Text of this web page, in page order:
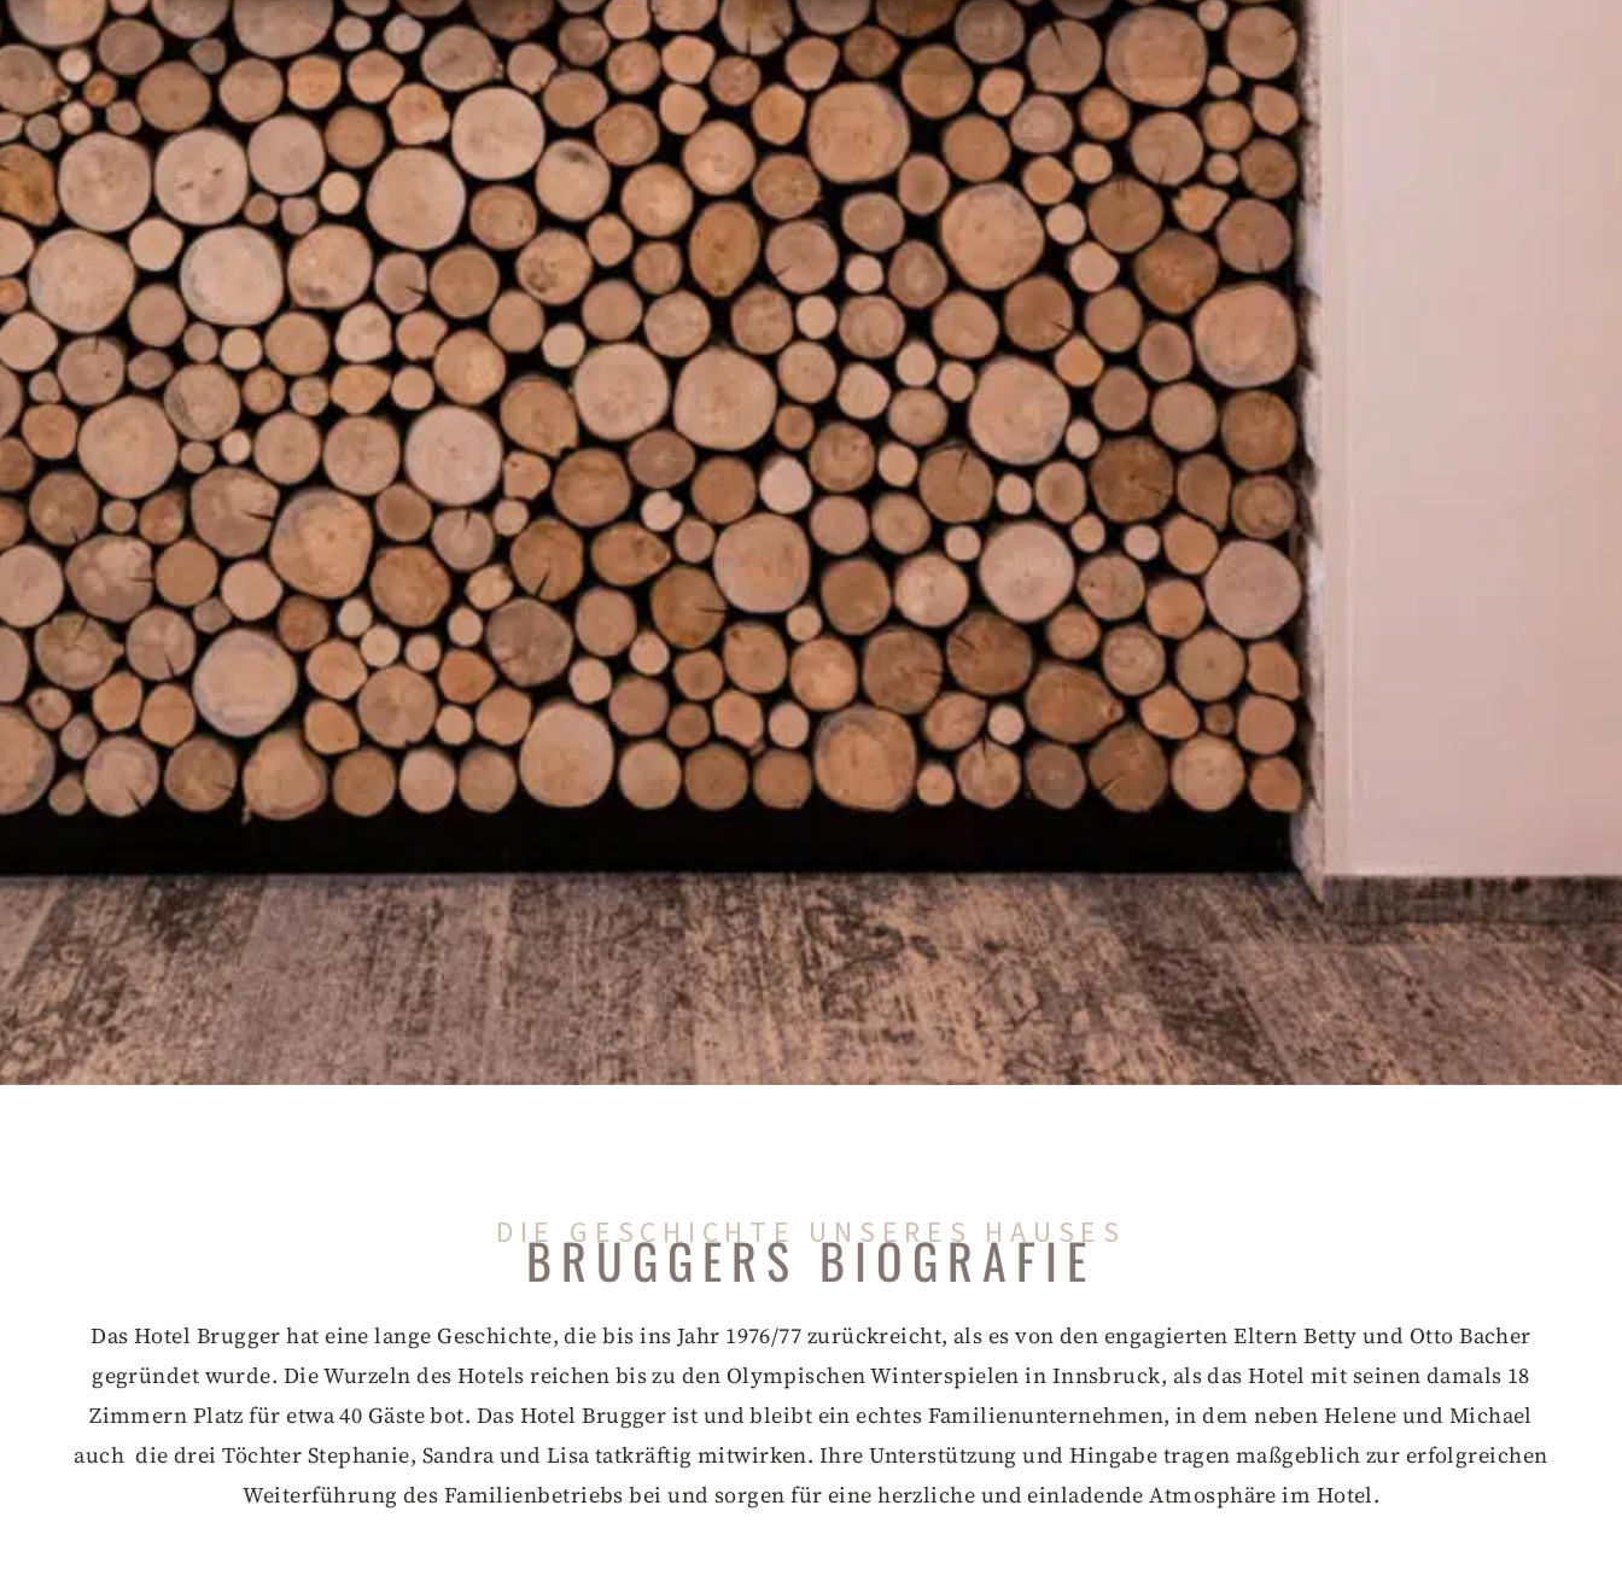
DIE GESCHICHTE UNSERES HAUSES
BRUGGERS BIOGRAFIE
Das Hotel Brugger hat eine lange Geschichte, die bis ins Jahr 1976/77 zurückreicht, als es von den engagierten Eltern Betty und Otto Bacher
gegründet wurde. Die Wurzeln des Hotels reichen bis zu den Olympischen Winterspielen in Innsbruck, als das Hotel mit seinen damals 18
Zimmern Platz für etwa 40 Gäste bot. Das Hotel Brugger ist und bleibt ein echtes Familienunternehmen, in dem neben Helene und Michael
auch die drei Töchter Stephanie, Sandra und Lisa tatkräftig mitwirken. Ihre Unterstützung und Hingabe tragen maßgeblich zur erfolgreichen
Weiterführung des Familienbetriebs bei und sorgen für eine herzliche und einladende Atmosphäre im Hotel.